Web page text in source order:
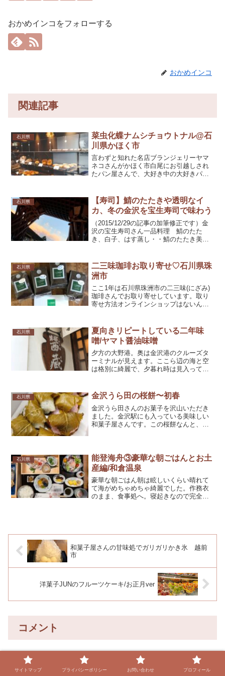
おかめインコをフォローする
おかめインコ
関連記事
石川県
菜虫化蝶ナムシチョウトナル@石
川県かほく市
言わずと知れた名店ブランジェリーヤマ
ネコさんがかほく市白尾にお引越しされ
たパン屋さんで、大好き中の大好きパン
ブしてくれてエコバッグに入れる時も、
パン愛溢れる詰め方を教...
石川県
【寿司】鯖のたたきや透明なイ
カ、冬の金沢を宝生寿司で味わう
（2015/12/29の記事の加筆修正です）金
沢の宝生寿司さん一品料理 鯖のたた
き、白子、はす蒸し・・鯖のたたき美味
新鮮すぎて吸盤がお皿にくっつくお刺身
クジラの竜田...
石川県
二三味珈琲お取り寄せ♡石川県珠
洲市
ここ1年は石川県珠洲市の二三味(にざみ)
珈琲さんでお取り寄せしています。取り
寄せ方法オンラインショップはないんじ
こそ〜♪ペーパードリップ用の粉でお願い
しました。こんな...
石川県
夏向きリピートしている二年味
噌/ヤマト醤油味噌
夕方の大野港。奥は金沢港のクルーズタ
ーミナルが見えます。ここら辺の海と空
は格別に綺麗で、夕暮れ時は見入ってし
ーム持ってて羨ましかったよ（ダイエッ
ト中）二年味噌。香りがあ...
石川県 金沢うら田の桜餅〜初春
金沢うら田さんのお菓子を沢山いただき
ました。金沢駅にも入っている美味しい
和菓子屋さんです。この桜餅なんと、白
葛湯と、お汁粉、落雁お汁...
石川県
能登海舟③豪華な朝ごはんとお土
産編/和倉温泉
豪華な朝ごはん朝は眩しいくらい晴れて
て海がめちゃめちゃ綺麗でした。作務衣
のまま、食事処へ。寝起きなので完全個
和菓子屋さんの甘味処でガリガリかき氷 越前
市
洋菓子JUNのフルーツケーキ/お正月ver
コメント
コメントを書き込む
サイトマップ プライバシーポリシー お問い合わせ プロフィール